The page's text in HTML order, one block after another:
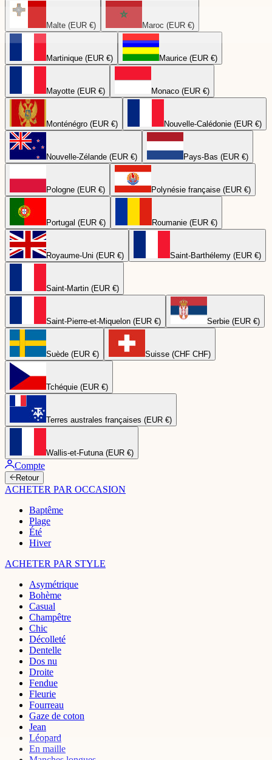
Malte (EUR €) Maroc (EUR €)
Martinique (EUR €) Maurice (EUR €)
Mayotte (EUR €) Monaco (EUR €)
Monténégro (EUR €) Nouvelle-Calédonie (EUR €)
Nouvelle-Zélande (EUR €) Pays-Bas (EUR €)
Pologne (EUR €) Polynésie française (EUR €)
Portugal (EUR €) Roumanie (EUR €)
Royaume-Uni (EUR €) Saint-Barthélemy (EUR €)
Saint-Martin (EUR €)
Saint-Pierre-et-Miquelon (EUR €) Serbie (EUR €)
Suède (EUR €) Suisse (CHF CHF)
Tchéquie (EUR €)
Terres australes françaises (EUR €)
Wallis-et-Futuna (EUR €)
Compte
Retour
ACHETER PAR OCCASION
Baptême
Plage
Été
Hiver
ACHETER PAR STYLE
Asymétrique
Bohème
Casual
Champêtre
Chic
Décolleté
Dentelle
Dos nu
Droite
Fendue
Fleurie
Fourreau
Gaze de coton
Jean
Léopard
En maille